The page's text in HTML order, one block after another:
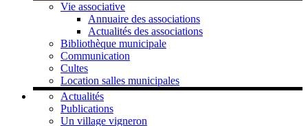
Vie associative
Annuaire des associations
Actualités des associations
Bibliothèque municipale
Communication
Cultes
Location salles municipales
Actualités
Publications
Un village vigneron